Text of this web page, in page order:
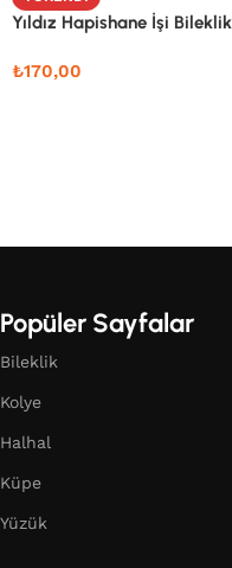
Yıldız Hapishane İşi Bileklik
₺170,00
Popüler Sayfalar
Bileklik
Kolye
Halhal
Küpe
Yüzük